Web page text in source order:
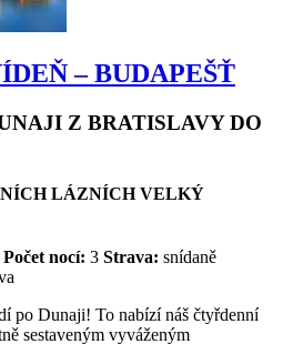
– BUDAPEŠŤ
Z BRATISLAVY DO
LÁZNÍCH VELKÝ
Počet nocí:
po Dunaji! To nabízí náš čtyřdenní